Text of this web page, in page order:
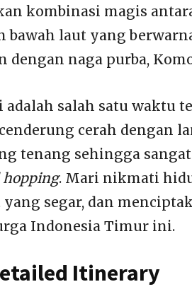
kombinasi magis
bawah laut yang
dengan naga purba,
adalah salah satu waktu
cerah dengan
tenang sehingga
hopping. Mari nikmati
yang segar, dan
Indonesia Timur ini.
Itinerary